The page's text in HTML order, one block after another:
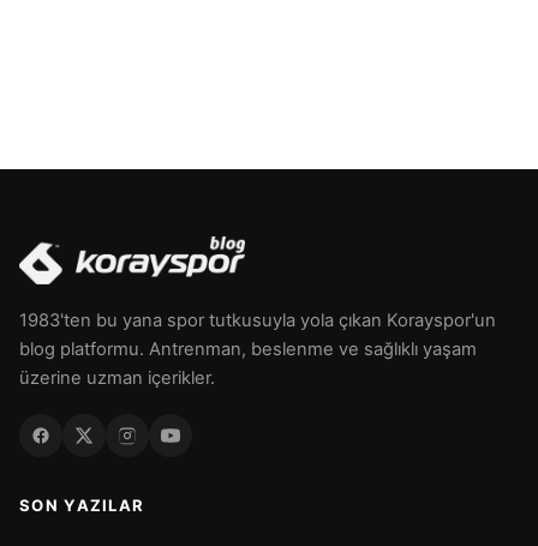
1983'ten bu yana spor tutkusuyla yola çıkan Korayspor'un
blog platformu. Antrenman, beslenme ve sağlıklı yaşam
üzerine uzman içerikler.
SON YAZILAR